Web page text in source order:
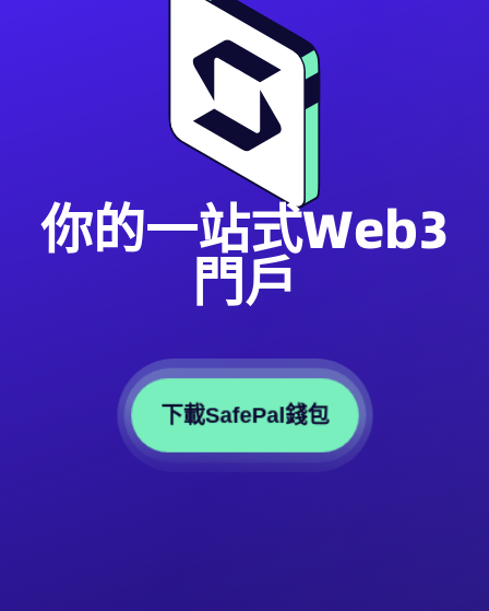
你的一站式Web3
門戶
下載SafePal錢包